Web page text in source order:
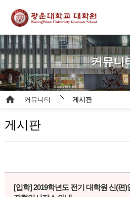
커뮤니
커뮤니티 게시판
게시판
[입학]2019학년도 전기 대학원 신(편)